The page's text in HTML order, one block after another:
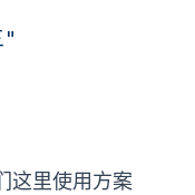
"
这里使用方案